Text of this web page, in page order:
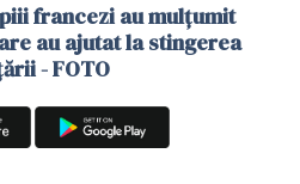
francezi au mulțumit
au ajutat la stingerea
- FOTO